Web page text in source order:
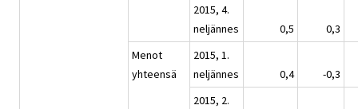
2015, 4.
neljännes
0,5
0,3
Menot
yhteensä
2015, 1.
neljännes
0,4
-0,3
2015, 2.